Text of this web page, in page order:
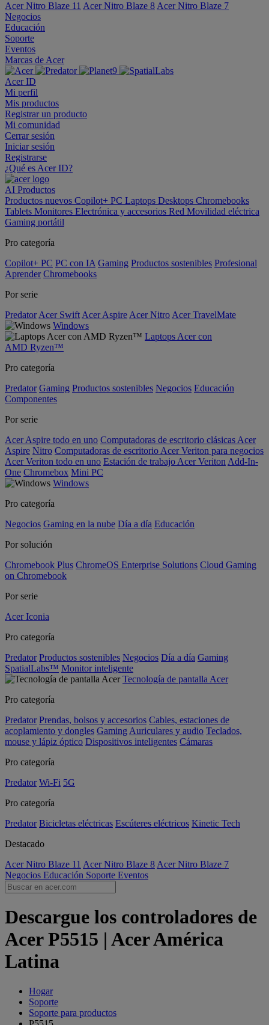
Acer Nitro Blaze 11 Acer Nitro Blaze 8 Acer Nitro Blaze 7
Negocios
Educación
Soporte
Eventos
Marcas de Acer
Acer ID
Mi perfil
Mis productos
Registrar un producto
Mi comunidad
Cerrar sesión
Iniciar sesión
Registrarse
¿Qué es Acer ID?
AI Productos
Productos nuevos Copilot+ PC Laptops Desktops Chromebooks
Tablets Monitores Electrónica y accesorios Red Movilidad eléctrica
Gaming portátil
Pro categoría
Copilot+ PC PC con IA Gaming Productos sostenibles Profesional
Aprender Chromebooks
Por serie
Predator Acer Swift Acer Aspire Acer Nitro Acer TravelMate
Windows
Laptops Acer con
AMD Ryzen™
Pro categoría
Predator Gaming Productos sostenibles Negocios Educación
Componentes
Por serie
Acer Aspire todo en uno Computadoras de escritorio clásicas Acer
Aspire Nitro Computadoras de escritorio Acer Veriton para negocios
Acer Veriton todo en uno Estación de trabajo Acer Veriton Add-In-
One Chromebox Mini PC
Windows
Pro categoría
Negocios Gaming en la nube Día a día Educación
Por solución
Chromebook Plus ChromeOS Enterprise Solutions Cloud Gaming
on Chromebook
Por serie
Acer Iconia
Pro categoría
Predator Productos sostenibles Negocios Día a día Gaming
SpatialLabs™ Monitor inteligente
Tecnología de pantalla Acer
Pro categoría
Predator Prendas, bolsos y accesorios Cables, estaciones de
acoplamiento y dongles Gaming Auriculares y audio Teclados,
mouse y lápiz óptico Dispositivos inteligentes Cámaras
Pro categoría
Predator Wi-Fi 5G
Pro categoría
Predator Bicicletas eléctricas Escúteres eléctricos Kinetic Tech
Destacado
Acer Nitro Blaze 11 Acer Nitro Blaze 8 Acer Nitro Blaze 7
Negocios Educación Soporte Eventos
Descargue los controladores de
Acer P5515 | Acer América
Latina
Hogar
Soporte
Soporte para productos